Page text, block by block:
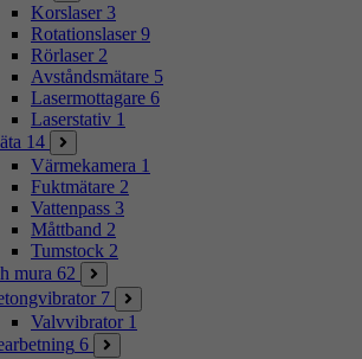
Korslaser 3
Rotationslaser 9
Rörlaser 2
Avståndsmätare 5
Lasermottagare 6
Laserstativ 1
14
Värmekamera 1
Fuktmätare 2
Vattenpass 3
Måttband 2
Tumstock 2
mura 62
7
Valvvibrator 1
6